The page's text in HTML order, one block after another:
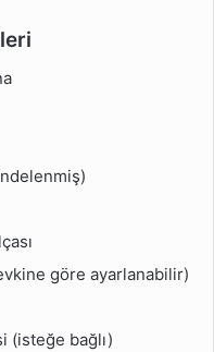
göre ayarlanabilir)
(isteğe bağlı)